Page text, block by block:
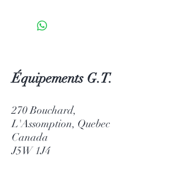
Équipements G.T.
270 Bouchard,
L'Assomption, Quebec
Canada
J5W 1J4